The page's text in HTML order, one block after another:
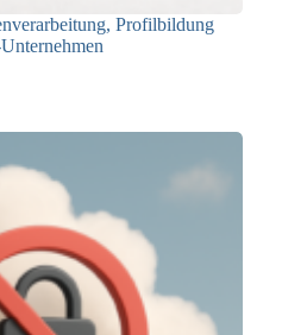
Profilbildung